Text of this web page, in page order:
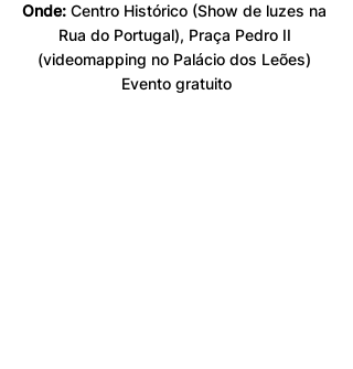
Onde: Centro Histórico (Show de luzes na
Rua do Portugal), Praça Pedro II
(videomapping no Palácio dos Leões)
Evento gratuito